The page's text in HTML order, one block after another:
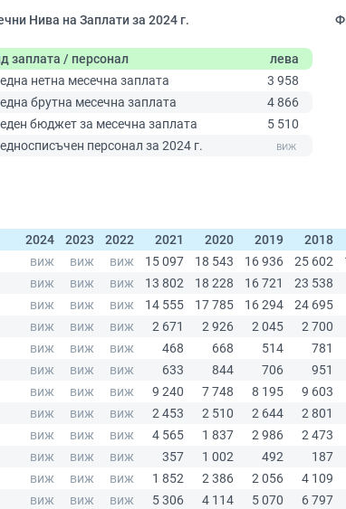
Нива на Заплати за 2024 г.
заплата / персонал
лева
нетна месечна заплата
3 958
брутна месечна заплата
4 866
бюджет за месечна заплата
5 510
персонал за 2024 г.
2024
2023 2022 2021 2020 2019
2018